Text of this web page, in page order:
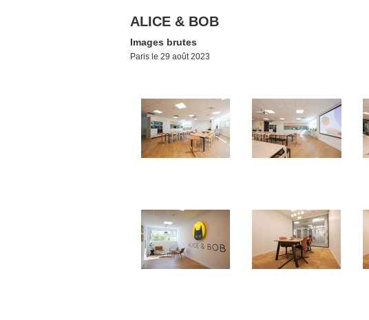
ALICE & BOB
Images brutes
Paris le 29 août 2023